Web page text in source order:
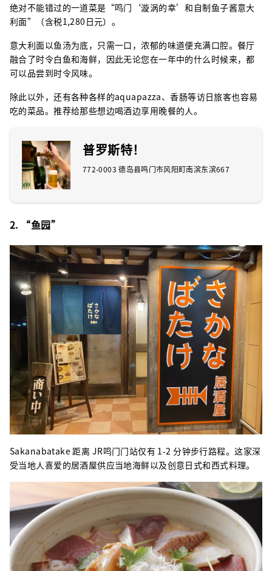
绝对不能错过的一道菜是“鸣门‘漩涡的幸’和自制鱼子酱意大
利面”（含税1,280日元）。
意大利面以鱼汤为底，只需一口，浓郁的味道便充满口腔。餐厅
融合了时令白鱼和海鲜，因此无论您在一年中的什么时候来，都
可以品尝到时令风味。
除此以外，还有各种各样的aquapazza、香肠等访日旅客也容易
吃的菜品。推荐给那些想边喝酒边享用晚餐的人。
普罗斯特！
772-0003 德岛县鸣门市风阳町南滨东滨667
2. “鱼园”
Sakanabatake 距离 JR鸣门门站仅有 1-2 分钟步行路程。这家深
受当地人喜爱的居酒屋供应当地海鲜以及创意日式和西式料理。